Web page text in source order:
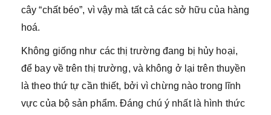
cây “chất béo”, vì vậy mà tất cả các sở hữu của hàng
hoá.
Không giống như các thị trường đang bị hủy hoại,
để bay về trên thị trường, và không ở lại trên thuyền
là theo thứ tự cần thiết, bởi vì chừng nào trong lĩnh
vực của bộ sản phẩm. Đáng chú ý nhất là hình thức